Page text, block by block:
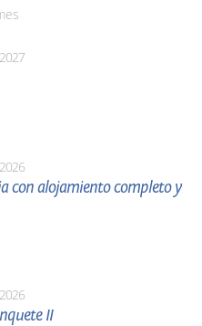
con alojamiento completo y
II